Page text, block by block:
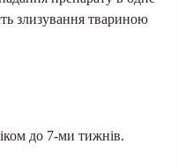
злизування твариною
до 7-ми тижнів.